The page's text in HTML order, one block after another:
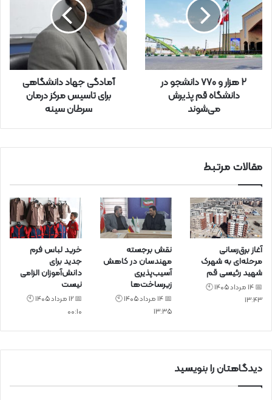
د
ر
ا
و
ا
ر
۲ هزار و ۷۷۰ دانشجو در
دانشگاه قم پذیرش
می‌شوند
آمادگی جهاد دانشگاهی
برای تاسیس مرکز درمان
سرطان سینه
مقالات مرتبط
آغاز برق‌رسانی
مرحله‌ای به شهرک
شهید رئیسی قم
📅 14 مرداد 1405 🕙
13:43
نقش برجسته
مهندسان در کاهش
آسیب‌پذیری
زیرساخت‌ها
📅 14 مرداد 1405 🕙
13:35
خرید لباس فرم
جدید برای
دانش‌آموزان الزامی
نیست
📅 12 مرداد 1405 🕙
00:10
دیدگاهتان را بنویسید